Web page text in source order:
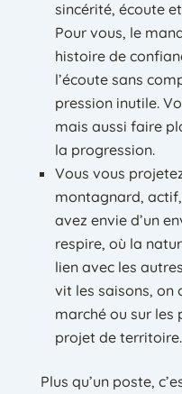
sincérité, écoute
Pour vous, le
histoire de
l’écoute sans
pression inutile.
mais aussi faire
la progression.
Vous vous
montagnard,
avez envie d’un
respire, où la
lien avec les
vit les saisons, on
marché ou sur les
projet de territoire.
Plus qu’un poste,